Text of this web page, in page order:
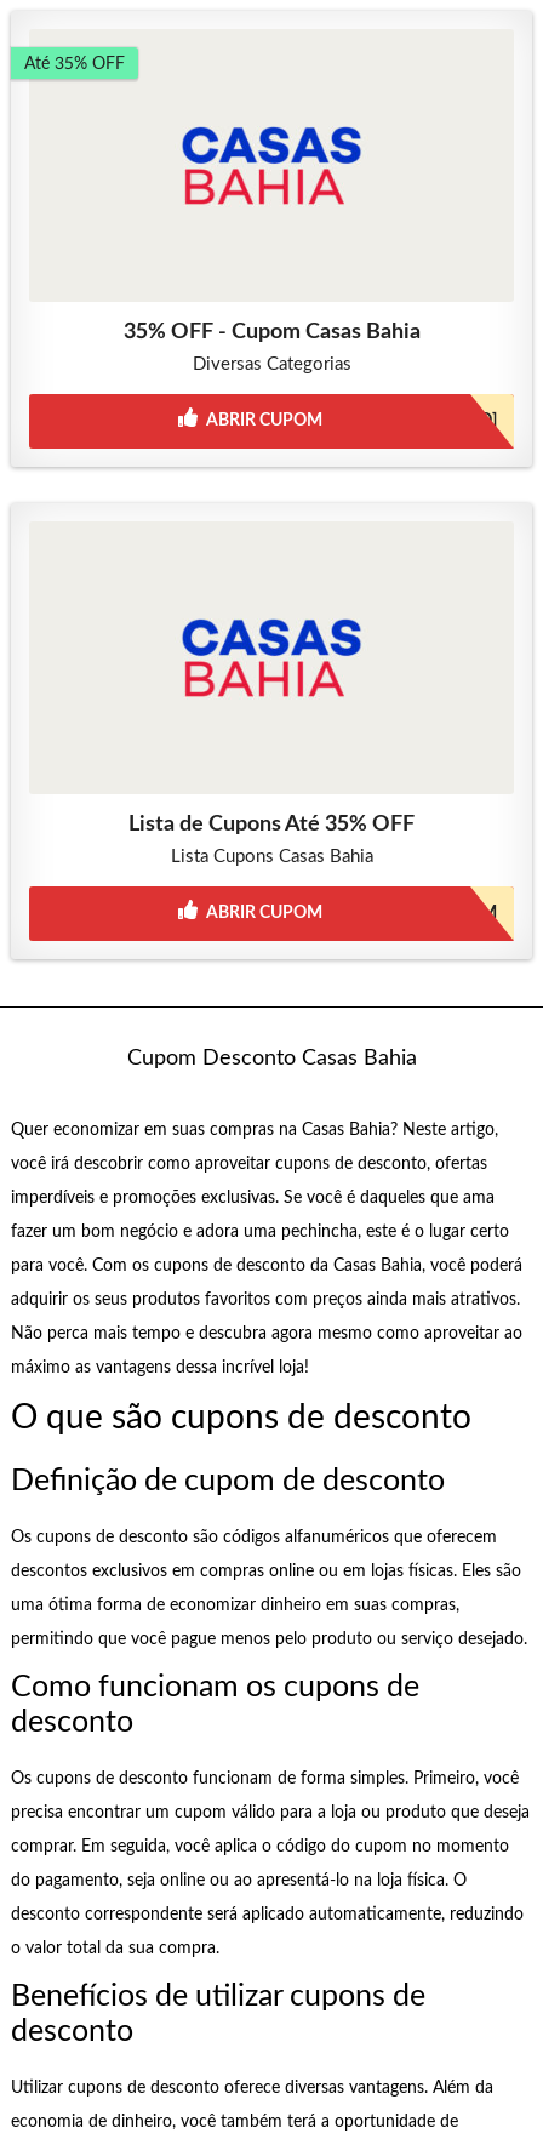
Até 35% OFF
35% OFF - Cupom Casas Bahia
Diversas Categorias
[JÁ INCLUSO]
ABRIR CUPOM
Lista de Cupons Até 35% OFF
Lista Cupons Casas Bahia
PEDECUPOM
ABRIR CUPOM
Cupom Desconto Casas Bahia
Quer economizar em suas compras na Casas Bahia? Neste artigo,
você irá descobrir como aproveitar cupons de desconto, ofertas
imperdíveis e promoções exclusivas. Se você é daqueles que ama
fazer um bom negócio e adora uma pechincha, este é o lugar certo
para você. Com os cupons de desconto da Casas Bahia, você poderá
adquirir os seus produtos favoritos com preços ainda mais atrativos.
Não perca mais tempo e descubra agora mesmo como aproveitar ao
máximo as vantagens dessa incrível loja!
O que são cupons de desconto
Definição de cupom de desconto
Os cupons de desconto são códigos alfanuméricos que oferecem
descontos exclusivos em compras online ou em lojas físicas. Eles são
uma ótima forma de economizar dinheiro em suas compras,
permitindo que você pague menos pelo produto ou serviço desejado.
Como funcionam os cupons de
desconto
Os cupons de desconto funcionam de forma simples. Primeiro, você
precisa encontrar um cupom válido para a loja ou produto que deseja
comprar. Em seguida, você aplica o código do cupom no momento
do pagamento, seja online ou ao apresentá-lo na loja física. O
desconto correspondente será aplicado automaticamente, reduzindo
o valor total da sua compra.
Benefícios de utilizar cupons de
desconto
Utilizar cupons de desconto oferece diversas vantagens. Além da
economia de dinheiro, você também terá a oportunidade de